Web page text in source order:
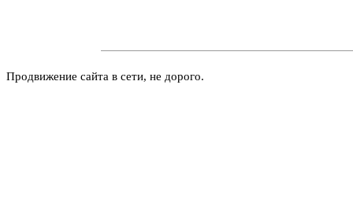
Продвижение сайта в сети, не дорого.